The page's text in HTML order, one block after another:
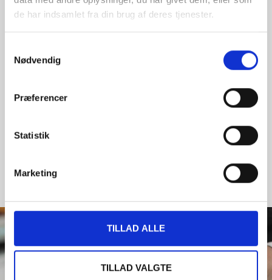
de har indsamlet fra din brug af deres tjenester.
Nødvendig
Præferencer
Statistik
Marketing
TILLAD ALLE
TILLAD VALGTE